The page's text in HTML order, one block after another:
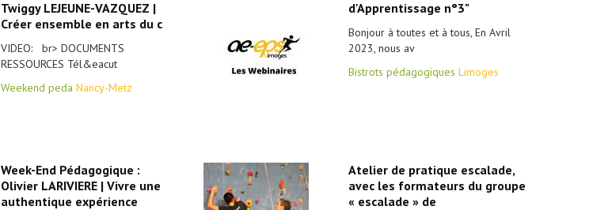
Twiggy LEJEUNE-VAZQUEZ |
Créer ensemble en arts du c
VIDEO: br> DOCUMENTS
RESSOURCES Tél&eacut
Weekend peda Nancy-Metz
d'Apprentissage n°3"
Bonjour à toutes et à tous, En Avril
2023, nous av
Bistrots pédagogiques Limoges
Week-End Pédagogique :
Olivier LARIVIERE | Vivre une
authentique expérience
Atelier de pratique escalade,
avec les formateurs du groupe
« escalade » de